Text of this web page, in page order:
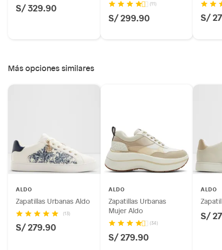
S/ 329.90 (11)
S/ 299.90 S/
Más opciones similares
ALDO
Zapatillas Urbanas Aldo
(13)
S/ 279.90
ALDO
Zapatillas Urbanas
Mujer Aldo
(34)
S/ 279.90
ALDO
S/